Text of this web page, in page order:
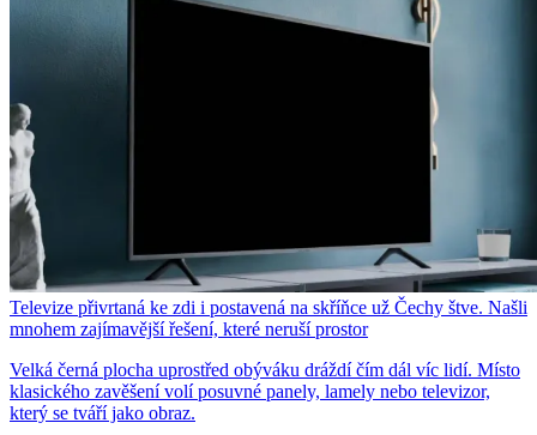
Televize přivrtaná ke zdi i postavená na skříňce už Čechy štve. Našli
mnohem zajímavější řešení, které neruší prostor
Velká černá plocha uprostřed obýváku dráždí čím dál víc lidí. Místo
klasického zavěšení volí posuvné panely, lamely nebo televizor,
který se tváří jako obraz.